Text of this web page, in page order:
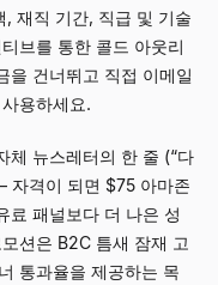
재직 기간, 직급 및 기술
브를 통한 콜드 아웃리
을 건너뛰고 직접 이메일
용하세요.
체 뉴스레터의 한 줄 (“다
자격이 되면 $75 아마존
료 패널보다 더 나은 성
션은 B2C 틈새 잠재 고
통과율을 제공하는 목